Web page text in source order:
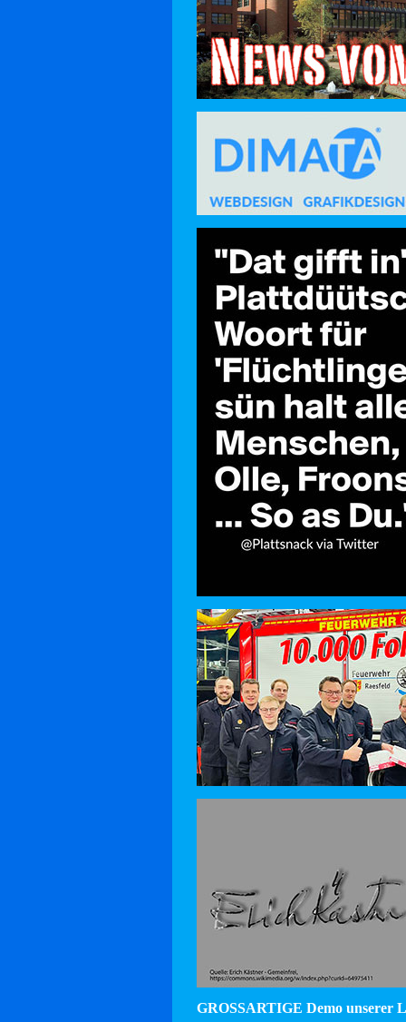
GROSSARTIGE Demo unserer